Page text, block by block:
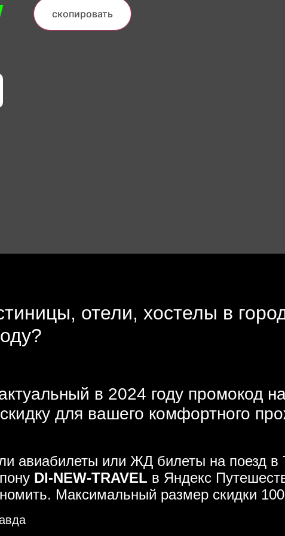
скопировать
отели, хостелы в
в 2024 году промокод
для вашего комфортного
авиабилеты или ЖД билеты на поезд в
DI-NEW-TRAVEL в Яндекс
Максимальный размер скидки